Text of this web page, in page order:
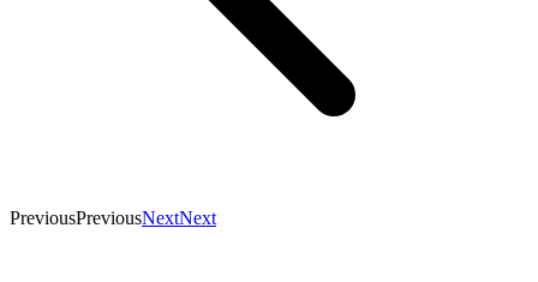
PreviousPreviousNextNext